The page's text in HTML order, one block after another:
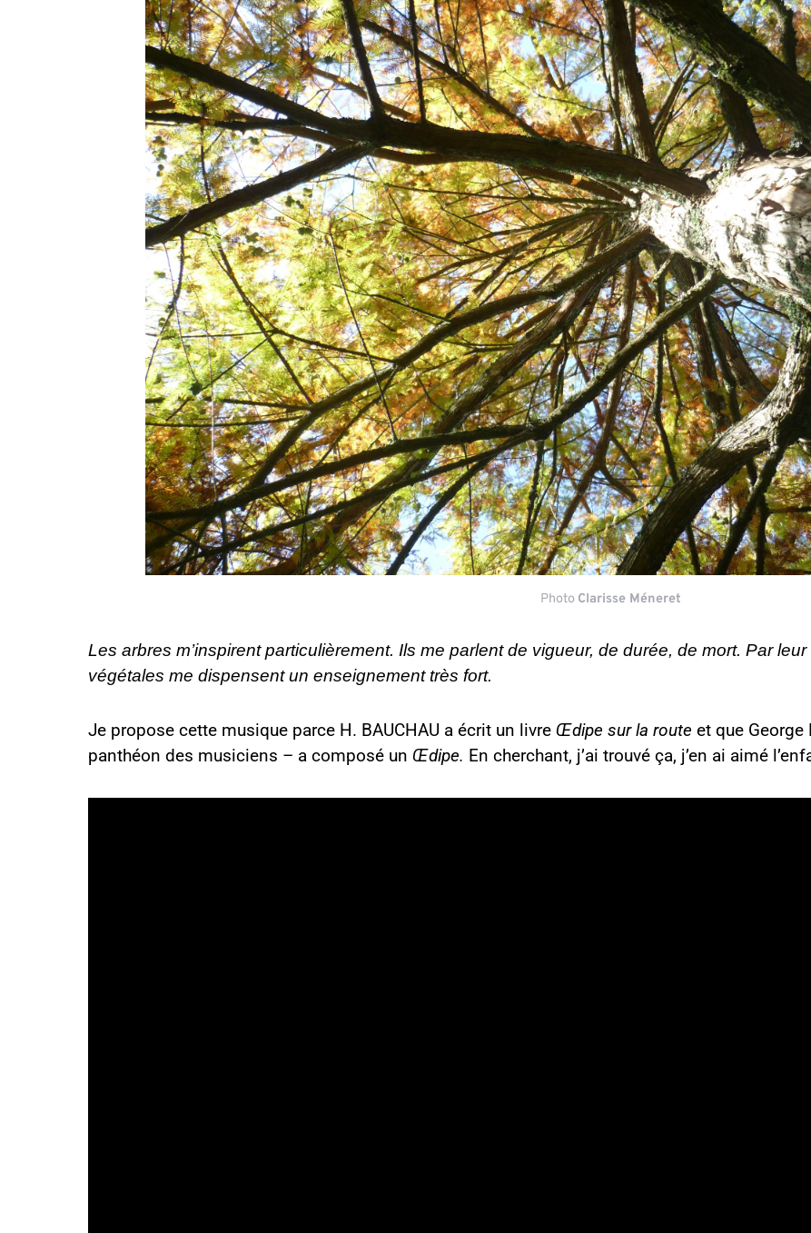
Photo Clarisse Méneret
Les arbres m’inspirent particulièrement. Ils me parlent de vigueur, de durée, de mort. Par
végétales me dispensent un enseignement très fort.
Je propose cette musique parce H. BAUCHAU a écrit un livre Œdipe sur la route et que George
panthéon des musiciens – a composé un Œdipe. En cherchant, j’ai trouvé ça, j’en ai aimé